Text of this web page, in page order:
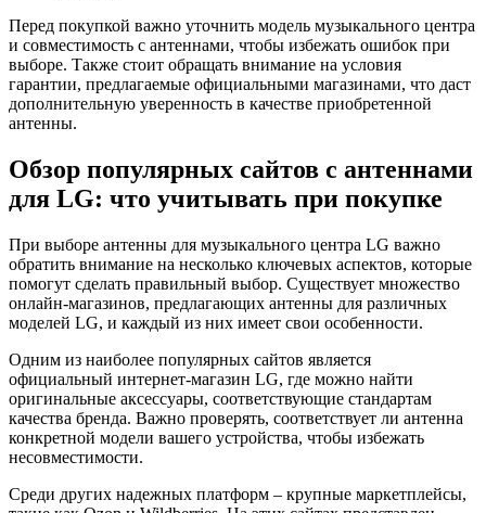
Перед покупкой важно уточнить модель музыкального центра
и совместимость с антеннами, чтобы избежать ошибок при
выборе. Также стоит обращать внимание на условия
гарантии, предлагаемые официальными магазинами, что даст
дополнительную уверенность в качестве приобретенной
антенны.
Обзор популярных сайтов с антеннами
для LG: что учитывать при покупке
При выборе антенны для музыкального центра LG важно
обратить внимание на несколько ключевых аспектов, которые
помогут сделать правильный выбор. Существует множество
онлайн-магазинов, предлагающих антенны для различных
моделей LG, и каждый из них имеет свои особенности.
Одним из наиболее популярных сайтов является
официальный интернет-магазин LG, где можно найти
оригинальные аксессуары, соответствующие стандартам
качества бренда. Важно проверять, соответствует ли антенна
конкретной модели вашего устройства, чтобы избежать
несовместимости.
Среди других надежных платформ – крупные маркетплейсы,